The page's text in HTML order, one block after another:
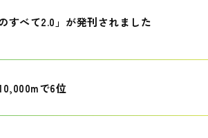
すべて2.0」が発刊されました
で6位